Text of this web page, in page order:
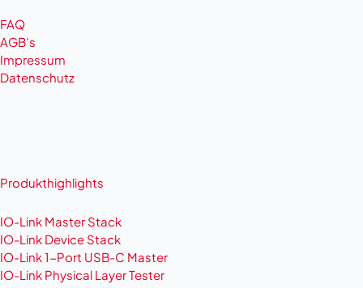
FAQ
AGB's
Impressum
Datenschutz
Produkthighlights
IO-Link Master Stack
IO-Link Device Stack
IO-Link 1-Port USB-C Master
IO-Link Physical Layer Tester